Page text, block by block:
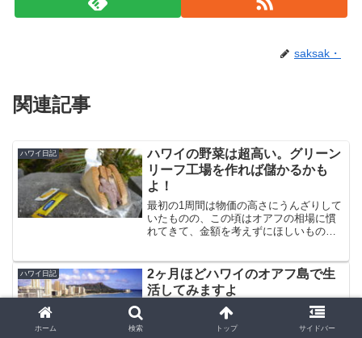
saksak・
関連記事
ハワイ日記
ハワイの野菜は超高い。グリーン
リーフ工場を作れば儲かるかも
よ！
最初の1周間は物価の高さにうんざりして
いたものの、この頃はオアフの相場に慣
れてきて、金額を考えずにほしいものを
たり前な状況ですよ。もちろん一人分で
す。その中でも特に高...
ハワイ日記
2ヶ月ほどハワイのオアフ島で生
活してみますよ
週の中頃から2ヶ月間、ハワイのオアフ島
に滞在します。ハワイなんて爺さんにな
ホーム 検索 トップ サイドバー